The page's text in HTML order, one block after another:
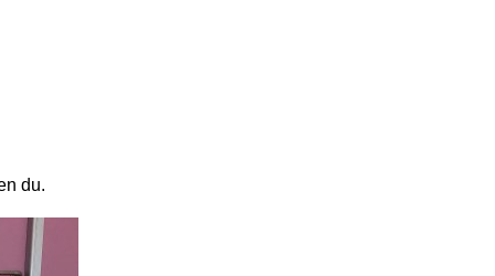
du.